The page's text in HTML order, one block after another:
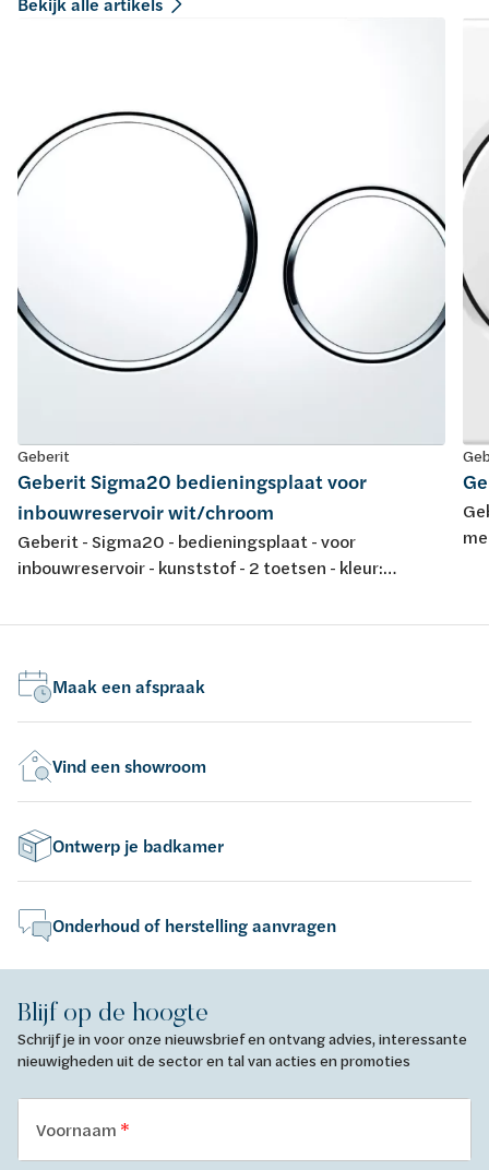
Geberit
Geberit Sigma20 bedieningsplaat voor
inbouwreservoir wit/chroom
Geberit - Sigma20 - bedieningsplaat - voor
inbouwreservoir - kunststof - 2 toetsen - kleur:
Maak een afspraak
Vind een showroom
Ontwerp je badkamer
Onderhoud of herstelling aanvragen
Blijf op de hoogte
Schrijf je in voor onze nieuwsbrief en ontvang advies, interessante
nieuwigheden uit de sector en tal van acties en promoties
Voornaam